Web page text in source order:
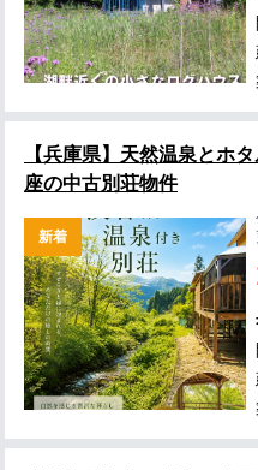
【兵庫県】天然温泉とホ
座の中古別荘物件
新着